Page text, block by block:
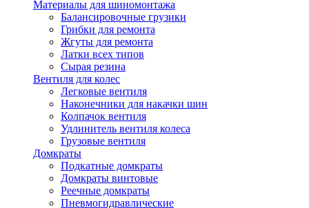
Материалы для шиномонтажа
Балансировочные грузики
Грибки для ремонта
Жгуты для ремонта
Латки всех типов
Сырая резина
Вентиля для колес
Легковые вентиля
Наконечники для накачки шин
Колпачок вентиля
Удлинитель вентиля колеса
Грузовые вентиля
Домкраты
Подкатные домкраты
Домкраты винтовые
Реечные домкраты
Пневмогидравлические